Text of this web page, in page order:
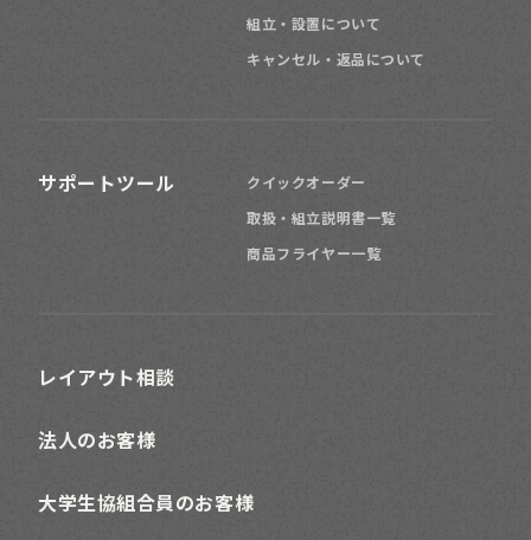
組立・設置について
キャンセル・返品について
サポートツール
クイックオーダー
取扱・組立説明書一覧
商品フライヤー一覧
レイアウト相談
法人のお客様
大学生協組合員のお客様